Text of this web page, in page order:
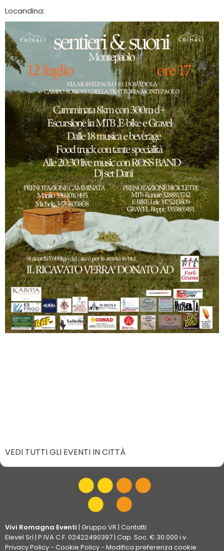
Locandina:
VEDI TUTTI GLI EVENTI IN CITTÀ
Vivi Romagna Eventi | Gruppo VR | Contatti
Elevel Srl | P.IVA C.F. 02422490397 | Cap. Soc. € 30.000 i.v.
Privacy Policy- Cookie Policy- Modifica preferenza cookie